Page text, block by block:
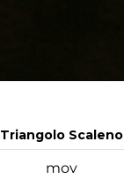
Triangolo Scaleno
mov